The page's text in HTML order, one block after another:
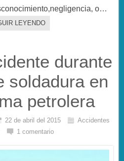
o…
LEYENDO
durante
soldadura en
petrolera
22 de abril del 2015
Accidentes
1 comentario